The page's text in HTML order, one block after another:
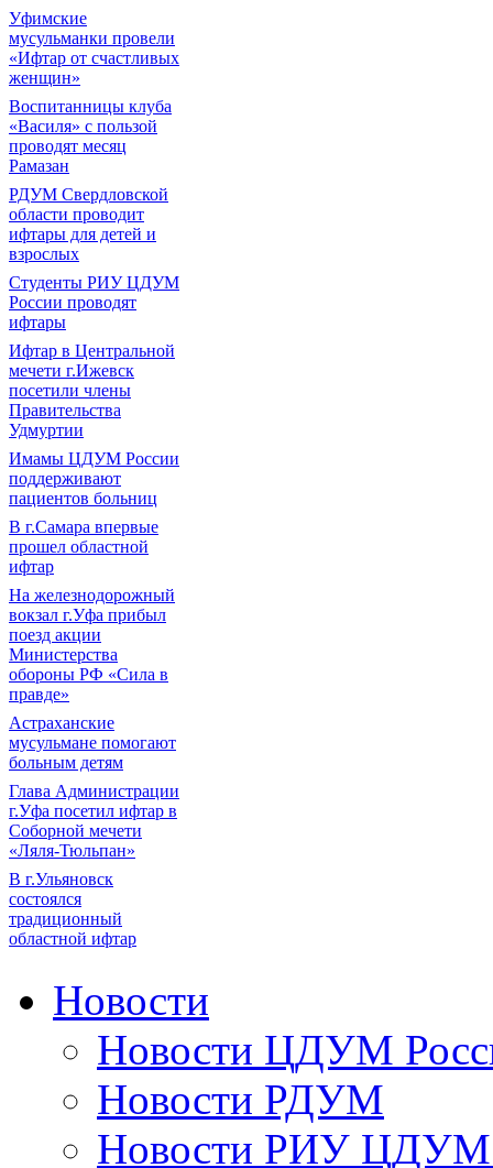
Уфимские
мусульманки провели
«Ифтар от счастливых
женщин»
Воспитанницы клуба
«Василя» с пользой
проводят месяц
Рамазан
РДУМ Свердловской
области проводит
ифтары для детей и
взрослых
Студенты РИУ ЦДУМ
России проводят
ифтары
Ифтар в Центральной
мечети г.Ижевск
посетили члены
Правительства
Удмуртии
Имамы ЦДУМ России
поддерживают
пациентов больниц
В г.Самара впервые
прошел областной
ифтар
На железнодорожный
вокзал г.Уфа прибыл
поезд акции
Министерства
обороны РФ «Сила в
правде»
Астраханские
мусульмане помогают
больным детям
Глава Администрации
г.Уфа посетил ифтар в
Соборной мечети
«Ляля-Тюльпан»
В г.Ульяновск
состоялся
традиционный
областной ифтар
Новости
Новости ЦДУМ
Новости РДУМ
Новости РИУ ЦДУМ